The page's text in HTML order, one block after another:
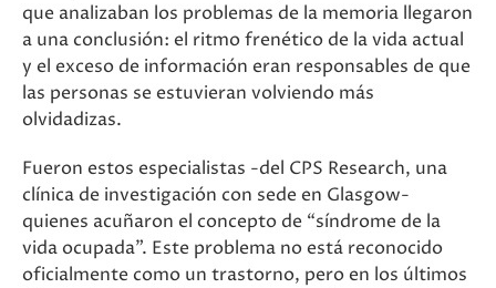
que analizaban los problemas de la memoria llegaron
a una conclusión: el ritmo frenético de la vida actual
y el exceso de información eran responsables de que
las personas se estuvieran volviendo más
olvidadizas.
Fueron estos especialistas -del CPS Research, una
clínica de investigación con sede en Glasgow-
quienes acuñaron el concepto de “síndrome de la
vida ocupada”. Este problema no está reconocido
oficialmente como un trastorno, pero en los últimos